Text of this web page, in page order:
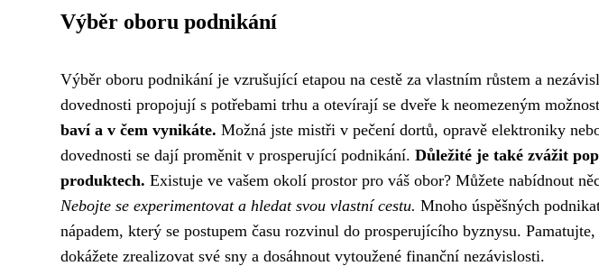
Výběr oboru podnikání
Výběr oboru podnikání je vzrušující etapou na cestě za vlastním růstem a
dovednosti propojují s potřebami trhu a otevírají se dveře k neomezeným
baví a v čem vynikáte. Možná jste mistři v pečení dortů, opravě elektroniky
dovednosti se dají proměnit v prosperující podnikání. Důležité je také zvážit
produktech. Existuje ve vašem okolí prostor pro váš obor? Můžete nabídnout
Nebojte se experimentovat a hledat svou vlastní cestu. Mnoho úspěšných
nápadem, který se postupem času rozvinul do prosperujícího byznysu.
dokážete zrealizovat své sny a dosáhnout vytoužené finanční nezávislosti.